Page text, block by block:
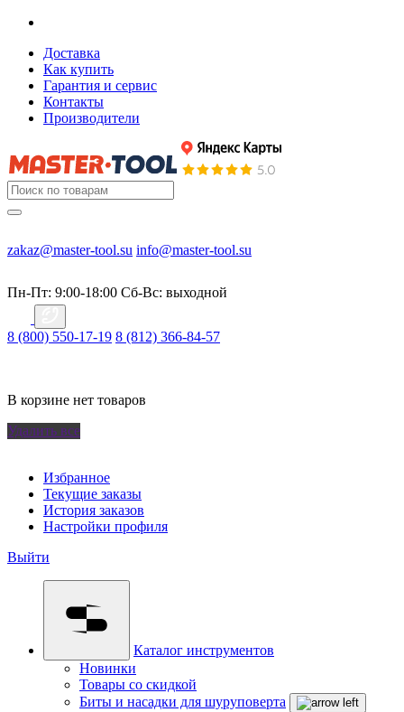
Доставка
Как купить
Гарантия и сервис
Контакты
Производители
zakaz@master-tool.su info@master-tool.su
Пн-Пт: 9:00-18:00 Cб-Вс: выходной
8 (800) 550-17-19 8 (812) 366-84-57
В корзине нет товаров
Удалить все
Избранное
Текущие заказы
История заказов
Настройки профиля
Выйти
Каталог инструментов
Новинки
Товары со скидкой
Биты и насадки для шуруповерта